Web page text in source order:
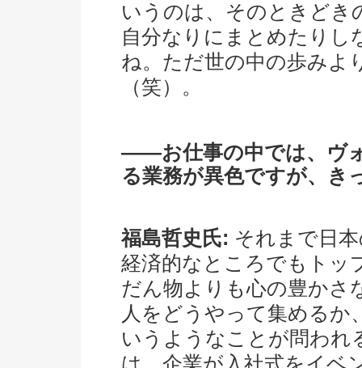
いうのは、そのときどき
自分なりにまとめたりし
ね。ただ世の中の歩みよ
（笑）。
――お仕事の中では、ヴ
る業務が異色ですが、き
福島哲史氏: それまで日
経済的なところでもトッ
だん物よりも心の豊かさ
人をどうやって集めるか
いうようなことが問われ
は、企業が入社式をイベ